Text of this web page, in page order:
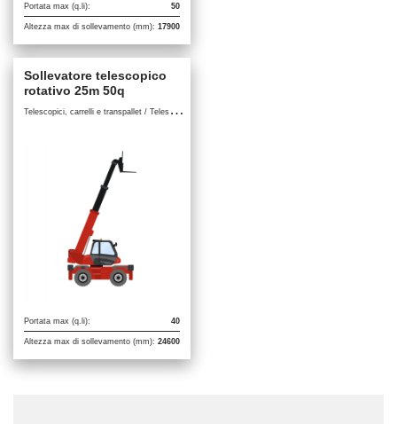
Portata max (q.li): 50
Altezza max di sollevamento (mm): 17900
Sollevatore telescopico
rotativo 25m 50q
T
elescopici, carrelli e transpallet / Telescopici Rotativi
Portata max (q.li): 40
Altezza max di sollevamento (mm): 24600